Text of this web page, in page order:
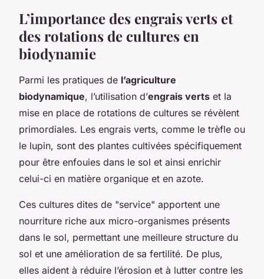
L’importance des engrais verts et
des rotations de cultures en
biodynamie
Parmi les pratiques de l’agriculture
biodynamique, l’utilisation d’engrais verts et la
mise en place de rotations de cultures se révèlent
primordiales. Les engrais verts, comme le trèfle ou
le lupin, sont des plantes cultivées spécifiquement
pour être enfouies dans le sol et ainsi enrichir
celui-ci en matière organique et en azote.
Ces cultures dites de "service" apportent une
nourriture riche aux micro-organismes présents
dans le sol, permettant une meilleure structure du
sol et une amélioration de sa fertilité. De plus,
elles aident à réduire l’érosion et à lutter contre les